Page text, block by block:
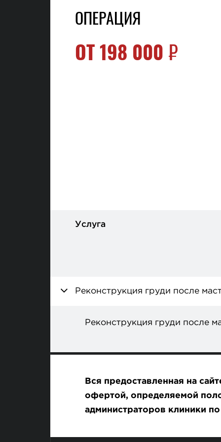
ОПЕРАЦИЯ
ОТ198 000 ₽
Услуга
Реконструкция груди после
Реконструкция груди после
Вся предоставленная на
офертой, определяемой
администраторов клиники